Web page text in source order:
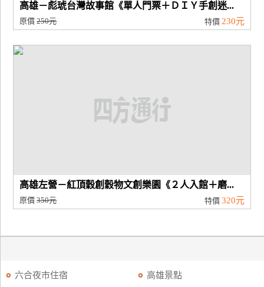
高雄－彪琥台灣故事館《單人門票＋ＤＩＹ手創迷...
原價250元 特價 230元
高雄左營－紅頂穀創穀物文創樂園《２人入館＋磨...
原價350元 特價 320元
六合夜市住宿 高雄景點